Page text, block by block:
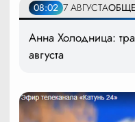
08:02 7 АВГУСТА
Анна Холодница:
августа